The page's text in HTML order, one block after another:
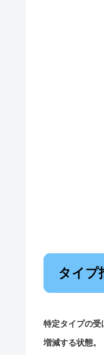
タイプ
特定タイプの受
増減する状態。